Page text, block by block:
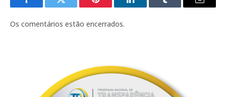
FacebookTwitter Pinterest LinkedInTumblr
E-
Os comentários estão encerrados.